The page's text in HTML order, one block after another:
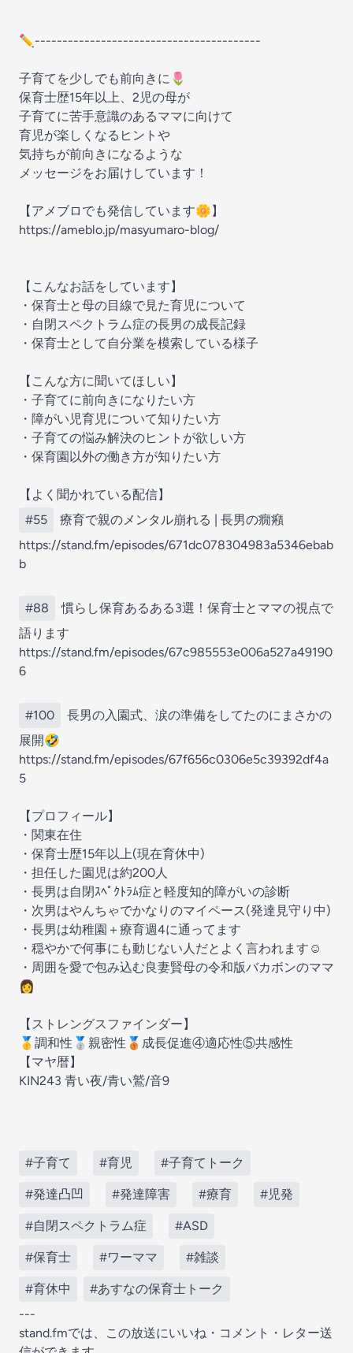
✏︎-----------------------------------------
子育てを少しでも前向きに🌷
保育士歴15年以上、2児の母が
子育てに苦手意識のあるママに向けて
育児が楽しくなるヒントや
気持ちが前向きになるような
メッセージをお届けしています！
【アメブロでも発信しています🌼】
https://ameblo.jp/masyumaro-blog/
【こんなお話をしています】
・保育士と母の目線で見た育児について
・自閉スペクトラム症の長男の成長記録
・保育士として自分業を模索している様子
【こんな方に聞いてほしい】
・子育てに前向きになりたい方
・障がい児育児について知りたい方
・子育ての悩み解決のヒントが欲しい方
・保育園以外の働き方が知りたい方
【よく聞かれている配信】
#55
療育で親のメンタル崩れる | 長男の癇癪
https://stand.fm/episodes/671dc078304983a5346ebab
b
#88
慣らし保育あるある3選！保育士とママの視点で
語ります
https://stand.fm/episodes/67c985553e006a527a49190
6
#100
長男の入園式、涙の準備をしてたのにまさかの
展開🤣
https://stand.fm/episodes/67f656c0306e5c39392df4a
5
【プロフィール】
・関東在住
・保育士歴15年以上(現在育休中)
・担任した園児は約200人
・長男は自閉ｽﾍﾟｸﾄﾗﾑ症と軽度知的障がいの診断
・次男はやんちゃでかなりのマイペース(発達見守り中)
・長男は幼稚園＋療育週4に通ってます
・穏やかで何事にも動じない人だとよく言われます☺️
・周囲を愛で包み込む良妻賢母の令和版バカボンのママ
👩
【ストレングスファインダー】
🥇調和性🥈親密性🥉成長促進④適応性⑤共感性
【マヤ暦】
KIN243 青い夜/青い鷲/音9
#子育て #育児 #子育てトーク
#発達凸凹 #発達障害 #療育 #児発
#自閉スペクトラム症 #ASD
#保育士 #ワーママ #雑談
#育休中
#あすなの保育士トーク
---
stand.fmでは、この放送にいいね・コメント・レター送